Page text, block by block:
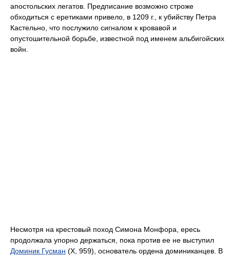
апостольских легатов. Предписание возможно строже
обходиться с еретиками привело, в 1209 г., к убийству Петра
Кастельно, что послужило сигналом к кровавой и
опустошительной борьбе, известной под именем альбигойских
войн.
Несмотря на крестовый поход Симона Монфора, ересь
продолжала упорно держаться, пока против ее не выступил
Доминик Гусман (X, 959), основатель ордена доминиканцев. В